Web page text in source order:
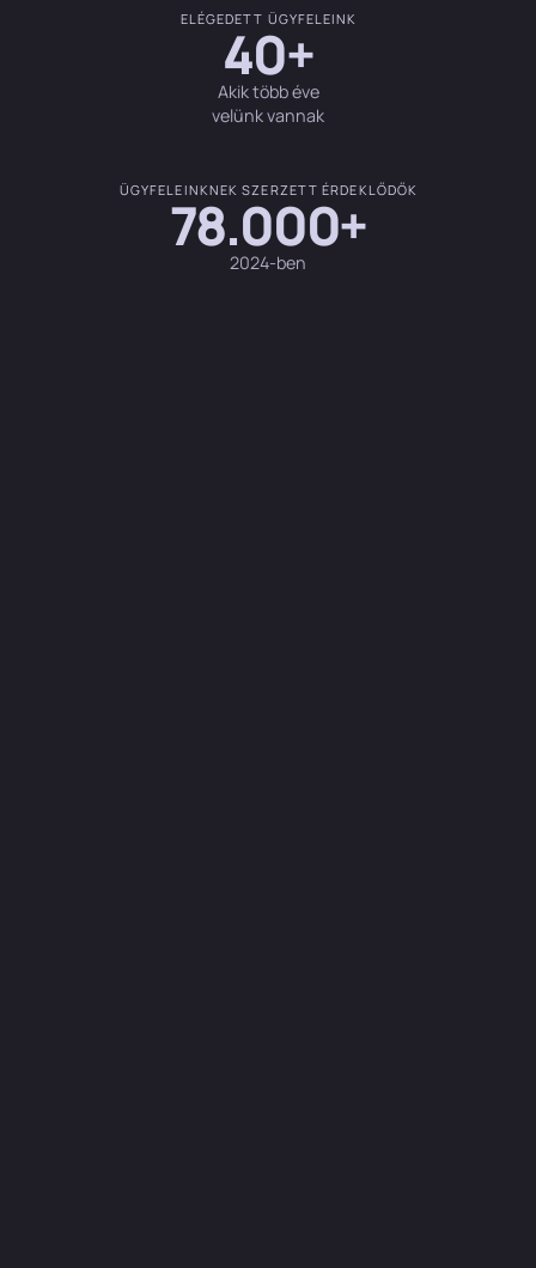
ELÉGEDETT ÜGYFELEINK
40+
Akik több éve
velünk vannak
ÜGYFELEINKNEK SZERZETT ÉRDEKLŐDŐK
78.000+
2024-ben